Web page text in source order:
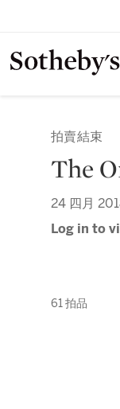
拍賣結束
The
24 四月
Log in to
61 拍品